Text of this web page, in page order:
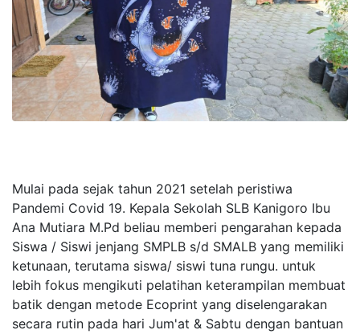
Mulai pada sejak tahun 2021 setelah peristiwa
Pandemi Covid 19. Kepala Sekolah SLB Kanigoro Ibu
Ana Mutiara M.Pd beliau memberi pengarahan kepada
Siswa / Siswi jenjang SMPLB s/d SMALB yang memiliki
ketunaan, terutama siswa/ siswi tuna rungu. untuk
lebih fokus mengikuti pelatihan keterampilan membuat
batik dengan metode Ecoprint yang diselengarakan
secara rutin pada hari Jum'at & Sabtu dengan bantuan